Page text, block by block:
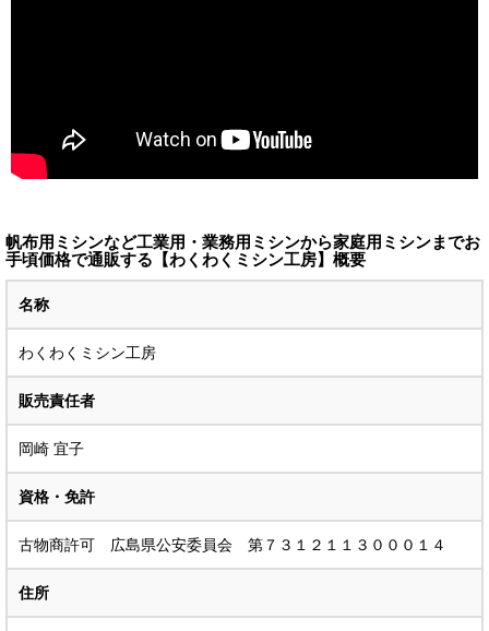
帆布用ミシンなど工業用・業務用ミシンから家庭用ミシンまでお
手頃価格で通販する【わくわくミシン工房】概要
名称
わくわくミシン工房
販売責任者
岡崎 宜子
資格・免許
古物商許可 広島県公安委員会 第７３１２１１３０００１４
住所